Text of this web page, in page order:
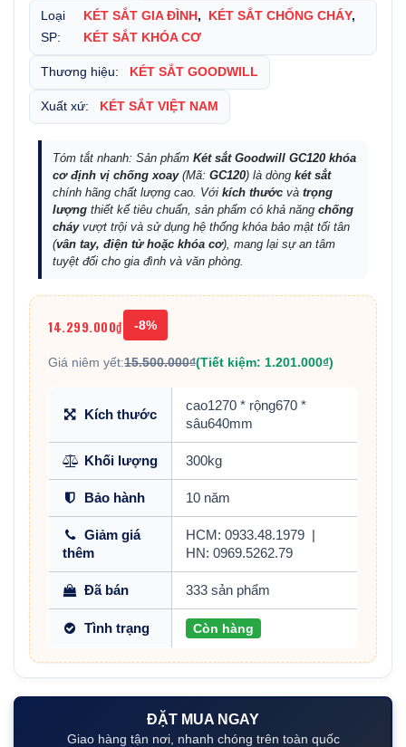
Loại
SP:
KÉT SẮT GIA ĐÌNH , KÉT SẮT CHỐNG CHÁY,
KÉT SẮT KHÓA CƠ
Thương hiệu: KÉT SẮT GOODWILL
Xuất xứ: KÉT SẮT VIỆT NAM
Tóm tắt nhanh: Sản phẩm Két sắt Goodwill GC120 khóa
cơ định vị chống xoay(Mã: GC120) là dòng két sắt
chính hãng chất lượng cao. Với kích thước và trọng
lượng thiết kế tiêu chuẩn, sản phẩm có khả năng chống
cháyvượt trội và sử dụng hệ thống khóa bảo mật tối tân
(vân tay, điện tử hoặc khóa cơ), mang lại sự an tâm
tuyệt đối cho gia đình và văn phòng.
14.299.000₫ -8%
Giá niêm yết:15.500.000₫(Tiết kiệm: 1.201.000₫)
Kích thước
cao1270 * rộng670 *
sâu640mm
Khối lượng 300kg
Bảo hành 10 năm
Giảm giá
thêm
HCM: 0933.48.1979
HN: 0969.5262.79
Đã bán 333 sản phẩm
Tình trạng Còn hàng
ĐẶT MUA NGAY
Giao hàng tận nơi, nhanh chóng trên toàn quốc